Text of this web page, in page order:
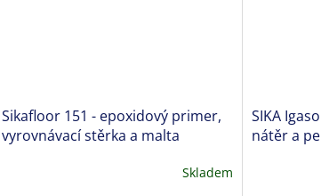
Sikafloor 151 - epoxidový primer,
vyrovnávací stěrka a malta
Skladem
SIKA
nátěr a